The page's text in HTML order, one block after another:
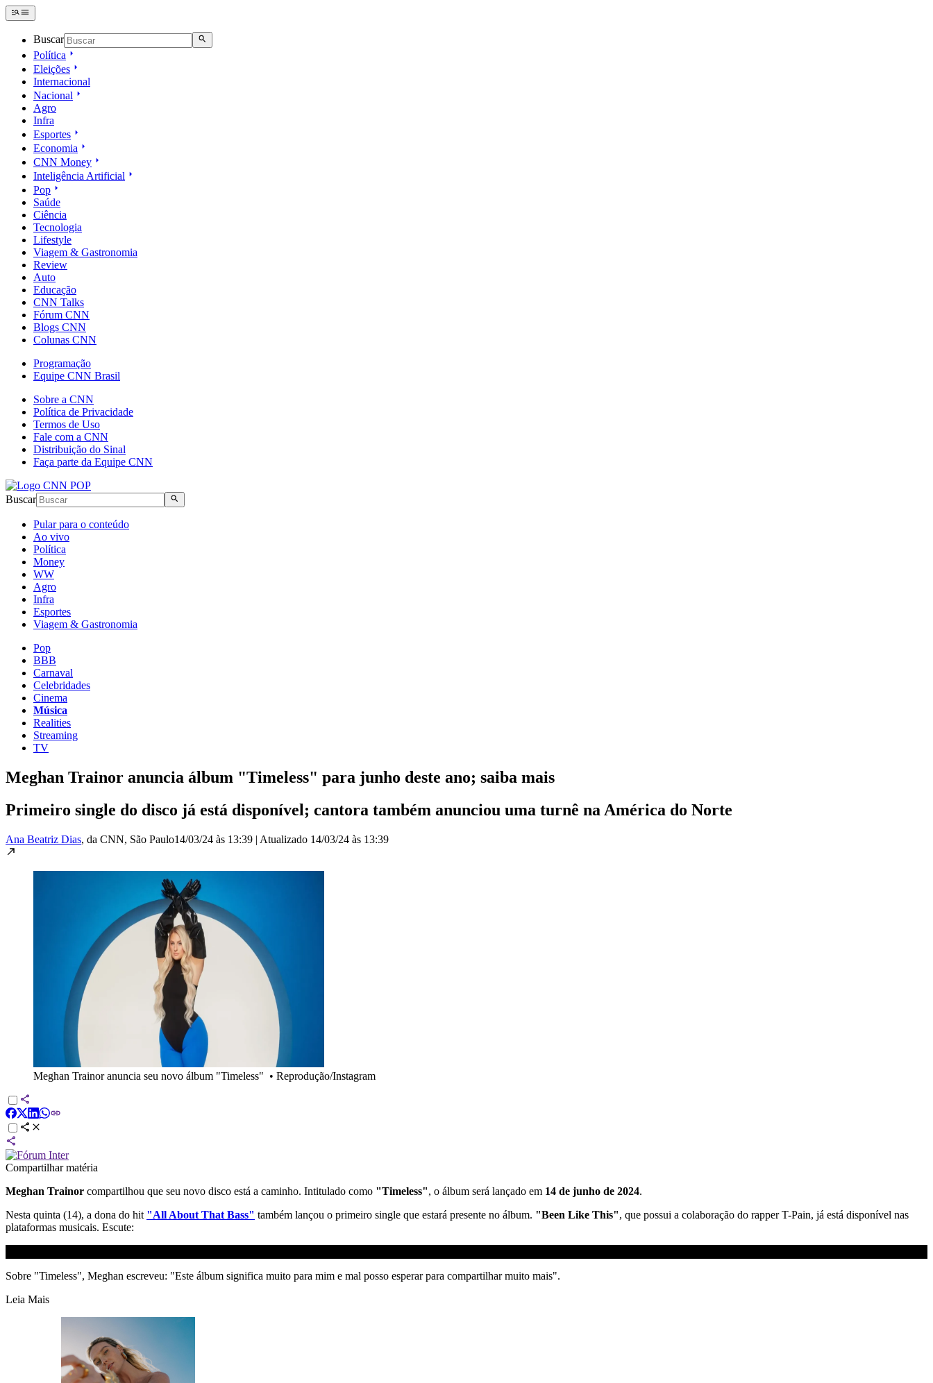
Buscar
Política
Eleições
Internacional
Nacional
Agro
Infra
Esportes
Economia
CNN Money
Inteligência Artificial
Pop
Saúde
Ciência
Tecnologia
Lifestyle
Viagem & Gastronomia
Review
Auto
Educação
CNN Talks
Fórum CNN
Blogs CNN
Colunas CNN
Programação
Equipe CNN Brasil
Sobre a CNN
Política de Privacidade
Termos de Uso
Fale com a CNN
Distribuição do Sinal
Faça parte da Equipe CNN
Buscar
Pular para o conteúdo
Ao vivo
Política
Money
WW
Agro
Infra
Esportes
Viagem & Gastronomia
Pop
BBB
Carnaval
Celebridades
Cinema
Música
Realities
Streaming
TV
Meghan Trainor anuncia álbum "Timeless" para junho deste ano; saiba mais
Primeiro single do disco já está disponível; cantora também anunciou uma turnê na América do Norte
Ana Beatriz Dias, da CNN, São Paulo14/03/24 às 13:39 | Atualizado 14/03/24 às 13:39
Meghan Trainor anuncia seu novo álbum "Timeless" • Reprodução/Instagram
Compartilhar matéria
Meghan Trainor compartilhou que seu novo disco está a caminho. Intitulado como "Timeless", o álbum será lançado em 14 de junho de 2024.
Nesta quinta (14), a dona do hit "All About That Bass" também lançou o primeiro single que estará presente no álbum. "Been Like This", que possui a colaboração do rapper T-Pain, já está disponível nas
plataformas musicais. Escute:
Sobre "Timeless", Meghan escreveu: "Este álbum significa muito para mim e mal posso esperar para compartilhar muito mais".
Leia Mais